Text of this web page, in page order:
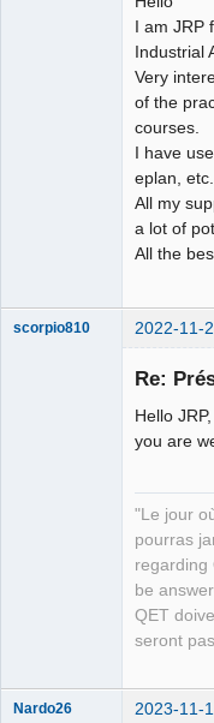
I am JRP
Industrial
Very
of the
courses.
I have
eplan, etc.
All my
a lot of
All the
scorpio810 2022-11-
Re:
Hello JRP,
you are
"Le jour
pourras
regarding
be
QET
seront
Nardo26 2023-11-